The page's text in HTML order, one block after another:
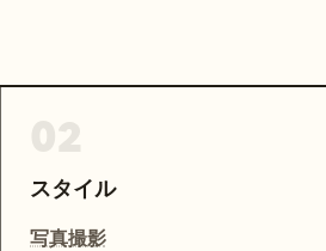
スタイル
写真撮影